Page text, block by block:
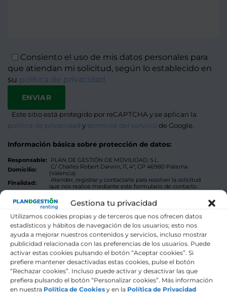
Gestiona tu privacidad
Utilizamos cookies propias y de terceros que nos ofrecen datos
estadísticos y hábitos de navegación de los usuarios; esto nos
ayuda a mejorar nuestros contenidos y servicios, incluso mostrar
publicidad relacionada con las preferencias de los usuarios. Puede
activar estas cookies pulsando el botón “Aceptar cookies”. Si
prefiere mantener desactivadas estas cookies, pulse el botón
“Rechazar cookies”. Incluso puede activar y desactivar las que
prefiera pulsando el botón “Personalizar cookies”. Más información
en nuestra Política de Cookies y en la Política de Privacidad
Consiento el uso de mis datos personales para
que atiendan mi solicitud, según lo establecido en
su política de privacidad
Este sitio está protegido por reCAPTCHA y se aplican la
política de privacidad y términos del serviciode Google.
Información básica sobre protección de datos:
Responsable: PLAN DE GESTIÓN DE MOVILIDAD, S.L.
Domicilio:
C/ Charles Robert Darwin, 11, 4ª, CP 46980 Paterna
(Valencia)
Finalidad:
Atender, registrar y contactarle para resolver la solicitud
que nos realice mediante este formulario de contacto.
Sus datos serán tratados solo con su consentimiento, al
marcar la casilla mostrada en este formulario.
Destinatarios:Sus datos no serán cedidos a terceros.
Derechos:
Tiene derecho a solicitarnos acceder a sus datos,
corregirlos o eliminarlos, también puede solicitarnos
limitar su tratamiento, oponerse a ello y a la portabilidad
de sus datos, dirigiéndose a nuestra dirección postal o a
info@plandegestion.com
Más info:
Dispone de más información en nuestra Política de
Privacidad